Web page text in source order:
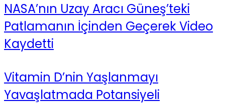
NASA’nın Uzay Aracı Güneş’teki
Patlamanın İçinden Geçerek Video
Kaydetti
Vitamin D’nin Yaşlanmayı
Yavaşlatmada Potansiyeli